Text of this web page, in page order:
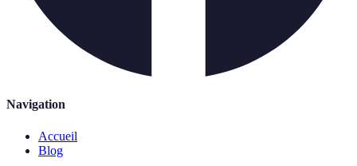
Navigation
Accueil
Blog